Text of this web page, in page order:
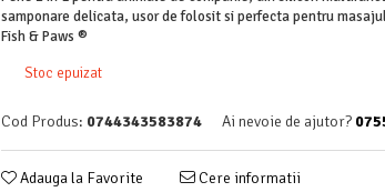
samponare delicata, usor de folosit si perfecta pentru
Fish & Paws ®
Stoc epuizat
Cod Produs: 0744343583874 Ai nevoie de ajutor?
Adauga la Favorite Cere informatii